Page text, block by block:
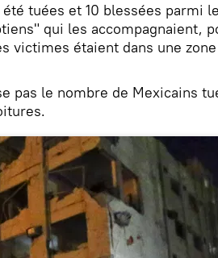
tuées et 10 blessées parmi
qui les accompagnaient,
victimes étaient dans une
pas le nombre de Mexicains